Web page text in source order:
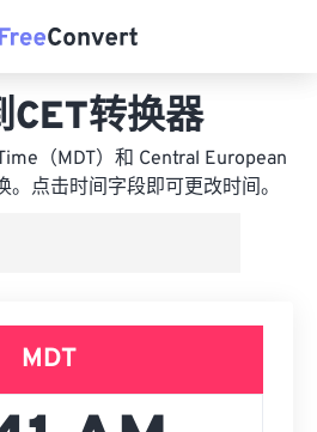
CET转换器
（MDT）和 Central European
。点击时间字段即可更改时间。
MDT